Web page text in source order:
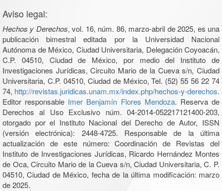
Aviso legal:
Hechos y Derechos, vol. 16, núm. 86, marzo-abril de 2025, es una
publicación bimestral editada por la Universidad Nacional
Autónoma de México, Ciudad Universitaria, Delegación Coyoacán,
C.P. 04510, Ciudad de México, por medio del Instituto de
Investigaciones Jurídicas, Circuito Mario de la Cueva s/n, Ciudad
Universitaria, C.P. 04510, Ciudad de México, Tel. (52) 55 56 22 74
74, http://revistas.juridicas.unam.mx/index.php/hechos-y-derechos.
Editor responsable Imer Benjamín Flores Mendoza. Reserva de
Derechos al Uso Exclusivo núm. 04-2014-052217121400-203,
otorgado por el Instituto Nacional del Derecho de Autor, ISSN
(versión electrónica): 2448-4725. Responsable de la última
actualización de este número: Coordinación de Revistas del
Instituto de Investigaciones Jurídicas, Ricardo Hernández Montes
de Oca, Circuito Mario de la Cueva s/n, Ciudad Universitaria, C. P.
04510, Ciudad de México, fecha de la última modificación: marzo
de 2025.